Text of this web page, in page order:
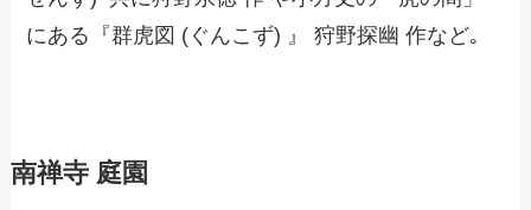
にある『群虎図 (ぐんこず) 』 狩野探幽 作など｡
南禅寺 庭園